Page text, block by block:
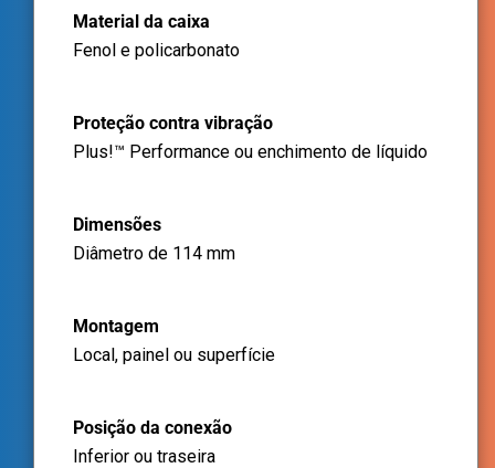
Material da caixa
Fenol e policarbonato
Proteção contra vibração
Plus!™ Performance ou enchimento de líquido
Dimensões
Diâmetro de 114 mm
Montagem
Local, painel ou superfície
Posição da conexão
Inferior ou traseira